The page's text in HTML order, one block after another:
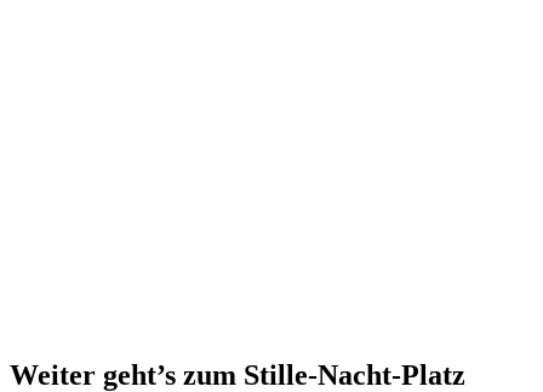
Weiter geht’s zum Stille-Nacht-Platz